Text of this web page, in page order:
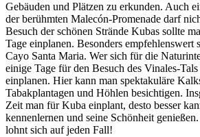
Gebäuden und Plätzen zu erkunden. Auch
der berühmten Malecón-Promenade darf
Besuch der schönen Strände Kubas sollte
Tage einplanen. Besonders empfehlenswert
Cayo Santa Maria. Wer sich für die
einige Tage für den Besuch des Vinales-
einplanen. Hier kann man spektakuläre
Tabakplantagen und Höhlen besichtigen.
Zeit man für Kuba einplant, desto besser
kennenlernen und seine Schönheit
lohnt sich auf jeden Fall!